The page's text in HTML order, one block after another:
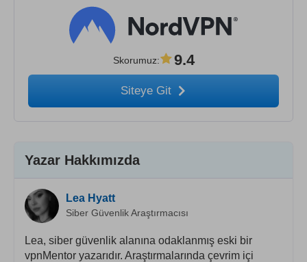
Skorumuz: 9.4
Siteye Git
Yazar Hakkımızda
Lea Hyatt
Siber Güvenlik Araştırmacısı
Lea, siber güvenlik alanına odaklanmış eski bir
vpnMentor yazarıdır. Araştırmalarında çevrim içi